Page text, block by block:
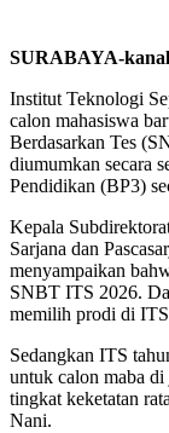
SURABAYA-
Institut Teknologi
calon mahasiswa
Berdasarkan Tes
diumumkan secara
Pendidikan (BP3)
Kepala
Sarjana dan
menyampaikan
SNBT ITS 2026.
memilih prodi di
Sedangkan ITS
untuk calon maba di
tingkat keketatan
Nani.